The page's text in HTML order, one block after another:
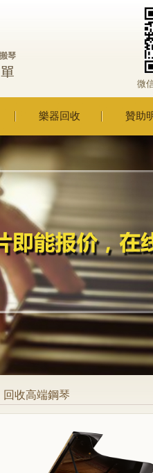
微
樂器回收 贊助
回收高端鋼琴